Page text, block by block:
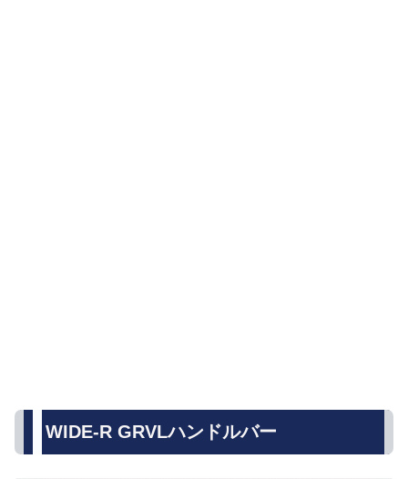
WIDE-R GRVLハンドルバー